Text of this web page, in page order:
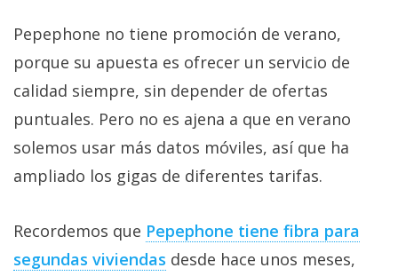
Pepephone no tiene promoción de verano,
porque su apuesta es ofrecer un servicio de
calidad siempre, sin depender de ofertas
puntuales. Pero no es ajena a que en verano
solemos usar más datos móviles, así que ha
ampliado los gigas de diferentes tarifas.
Recordemos que Pepephone tiene fibra para
segundas viviendas‎ desde hace unos meses,